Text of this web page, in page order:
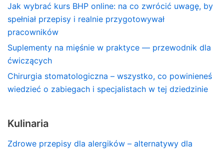
Jak wybrać kurs BHP online: na co zwrócić uwagę, by
spełniał przepisy i realnie przygotowywał
pracowników
Suplementy na mięśnie w praktyce — przewodnik dla
ćwiczących
Chirurgia stomatologiczna – wszystko, co powinieneś
wiedzieć o zabiegach i specjalistach w tej dziedzinie
Kulinaria
Zdrowe przepisy dla alergików – alternatywy dla